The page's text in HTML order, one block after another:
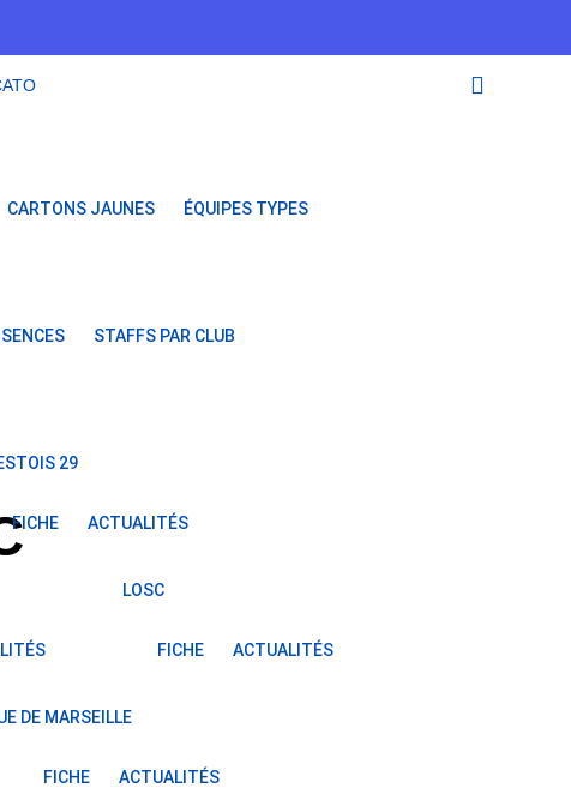
CARTONS JAUNES ÉQUIPES TYPES
STAFFS PAR CLUB
29
FICHE ACTUALITÉS
LOSC
FICHE ACTUALITÉS
DE MARSEILLE
FICHE ACTUALITÉS